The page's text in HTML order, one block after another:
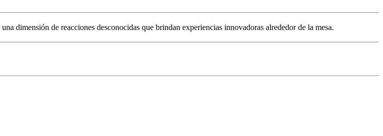
dimensión de reacciones desconocidas que brindan experiencias innovadoras alrededor de la mesa.